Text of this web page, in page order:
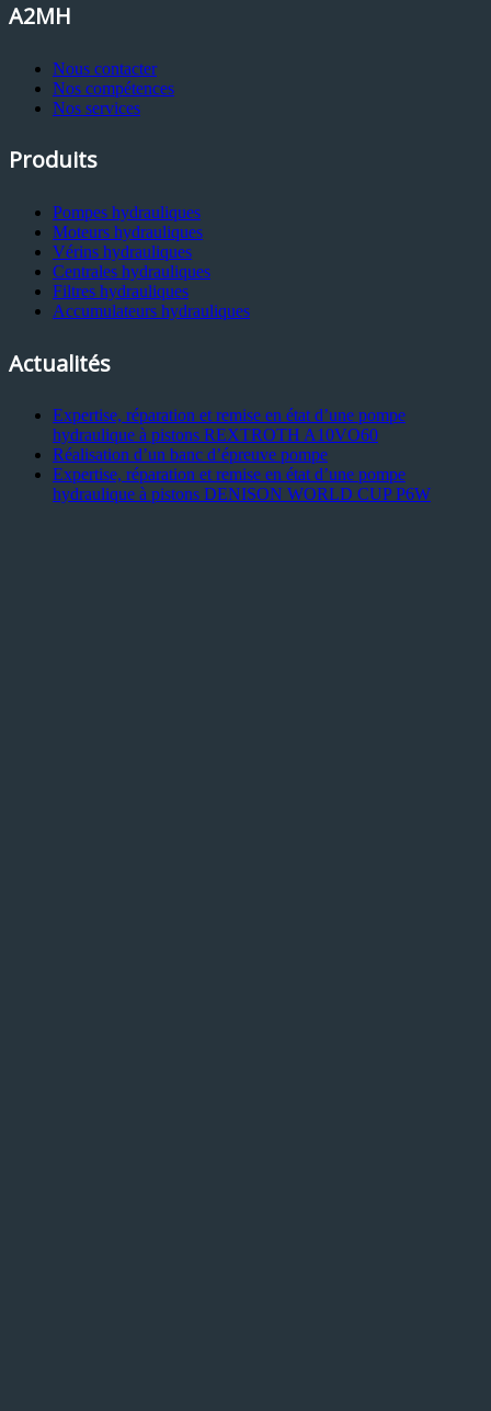
A2MH
Nous contacter
Nos compétences
Nos services
Produits
Pompes hydrauliques
Moteurs hydrauliques
Vérins hydrauliques
Centrales hydrauliques
Filtres hydrauliques
Accumulateurs hydrauliques
Actualités
Expertise, réparation et remise en état d’une pompe
hydraulique à pistons REXTROTH A10VO60
Réalisation d’un banc d’épreuve pompe
Expertise, réparation et remise en état d’une pompe
hydraulique à pistons DENISON WORLD CUP P6W